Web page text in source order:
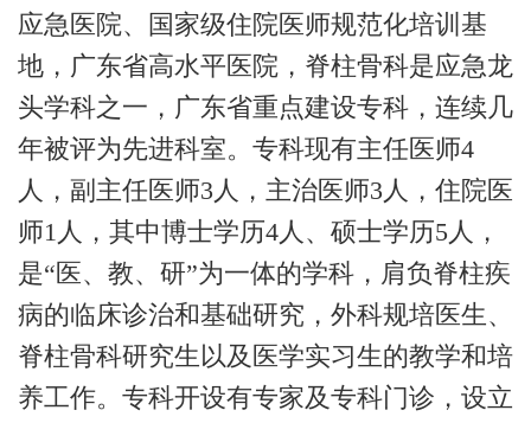
应急医院、国家级住院医师规范化培训基
地，广东省高水平医院，脊柱骨科是应急龙
头学科之一，广东省重点建设专科，连续几
年被评为先进科室。专科现有主任医师4
人，副主任医师3人，主治医师3人，住院医
师1人，其中博士学历4人、硕士学历5人，
是“医、教、研”为一体的学科，肩负脊柱疾
病的临床诊治和基础研究，外科规培医生、
脊柱骨科研究生以及医学实习生的教学和培
养工作。专科开设有专家及专科门诊，设立